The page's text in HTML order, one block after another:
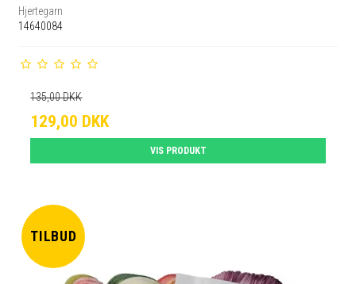
Hjertegarn
14640084
135,00 DKK
129,00 DKK
VIS PRODUKT
TILBUD